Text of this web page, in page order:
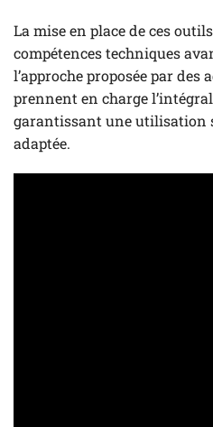
La mise en place de ces
compétences techniques
l’approche proposée par des
prennent en charge
garantissant une utilisation
adaptée.